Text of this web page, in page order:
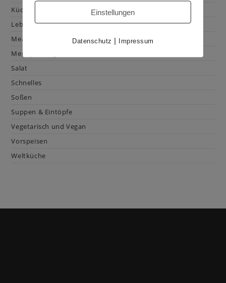
Küchenhacks
Lebensmittelkunde
Mealprep
Menüplanung
Salat
Schnelles
Soßen
Suppen & Eintöpfe
Vegetarisch und Vegan
Vorspeisen
Weltküche
Einstellungen
Datenschutz | Impressum